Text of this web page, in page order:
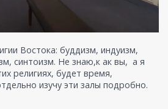
Востока: буддизм, индуизм,
синтоизм. Не знаю,к ак вы, а я
религиях, будет время,
изучу эти залы подробно.